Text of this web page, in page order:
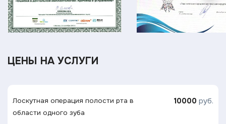
ЦЕНЫ НА УСЛУГИ
Лоскутная операция полости рта в
области одного зуба
10000 руб.